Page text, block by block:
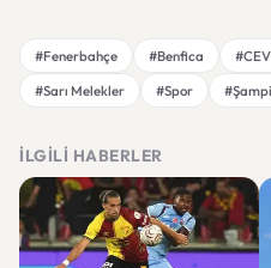
#Fenerbahçe #Benfica
#Sarı Melekler
#Spor
İLGILI HABERLER